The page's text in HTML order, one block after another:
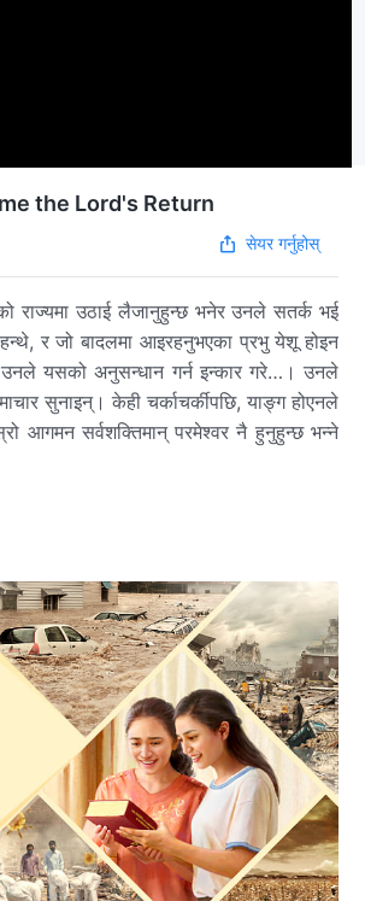
the Lord's Return
सेयर गर्नुहोस्
राज्यमा उठाई लैजानुहुन्छ भनेर उनले सतर्क भई
र जो बादलमा आइरहनुभएका प्रभु येशू होइन
यसको अनुसन्धान गर्न इन्कार गरे…। उनले
सुनाइन्। केही चर्काचर्कीपछि, याङ्ग होएनले
आगमन सर्वशक्तिमान्‌ परमेश्‍वर नै हुनुहुन्छ भन्‍ने